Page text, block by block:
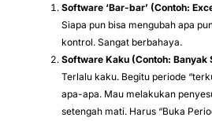
Software ‘Bar-bar’ (Contoh:
Siapa pun bisa mengubah apa
kontrol. Sangat berbahaya.
Software Kaku (Contoh: Banyak
Terlalu kaku. Begitu periode
apa-apa. Mau melakukan
setengah mati. Harus “Buka